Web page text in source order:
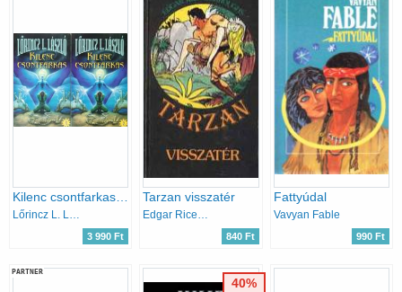
3 990 Ft
Tarzan visszatér
840 Ft
Fattyúdal
Vavyan Fable
990 Ft
PARTNER
40%